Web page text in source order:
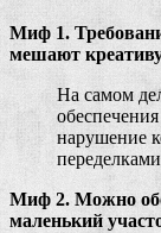
Миф 1.
мешают
На самом
нарушение
Миф 2. Можно
маленький